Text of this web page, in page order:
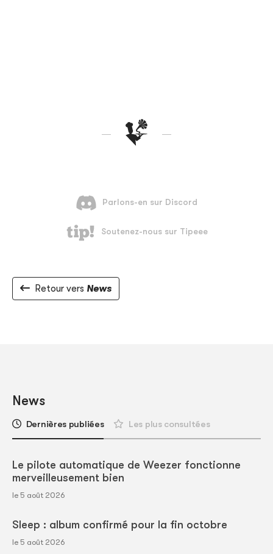
Retour vers News
News
Dernières publiées Les plus consultées
Le pilote automatique de Weezer fonctionne
merveilleusement bien
le 5 août 2026
Sleep : album confirmé pour la fin octobre
le 5 août 2026